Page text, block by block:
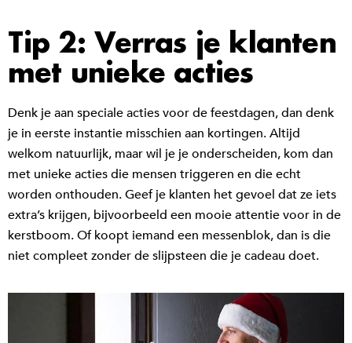
Tip 2: Verras je klanten
met unieke acties
Denk je aan speciale acties voor de feestdagen, dan denk
je in eerste instantie misschien aan kortingen. Altijd
welkom natuurlijk, maar wil je je onderscheiden, kom dan
met unieke acties die mensen triggeren en die echt
worden onthouden. Geef je klanten het gevoel dat ze iets
extra’s krijgen, bijvoorbeeld een mooie attentie voor in de
kerstboom. Of koopt iemand een messenblok, dan is die
niet compleet zonder de slijpsteen die je cadeau doet.